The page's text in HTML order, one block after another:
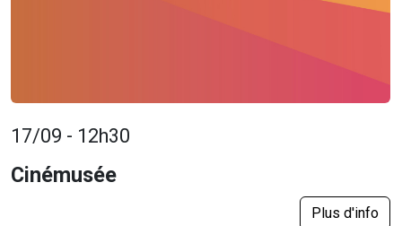
17/09 - 12h30
Cinémusée
Plus d'info